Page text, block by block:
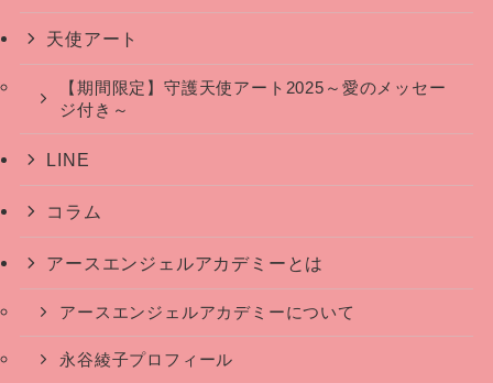
天使アート
【期間限定】守護天使アート2025～愛のメッセー
ジ付き～
LINE
コラム
アースエンジェルアカデミーとは
アースエンジェルアカデミーについて
永谷綾子プロフィール